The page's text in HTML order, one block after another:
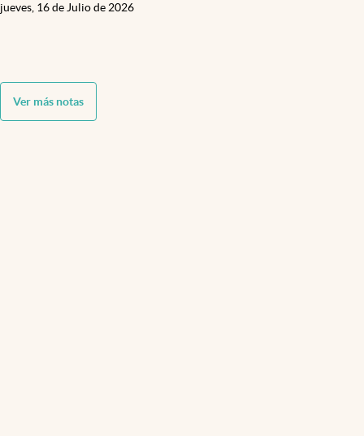
jueves, 16 de Julio de 2026
Ver más notas